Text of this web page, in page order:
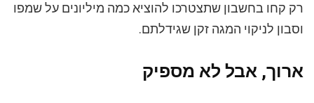
רק קחו בחשבון שתצטרכו להוציא כמה מיליונים על שמפו
וסבון לניקוי המגה זקן שגידלתם.
ארוך, אבל לא מספיק